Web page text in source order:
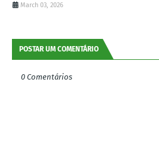
March 03, 2026
POSTAR UM COMENTÁRIO
0 Comentários